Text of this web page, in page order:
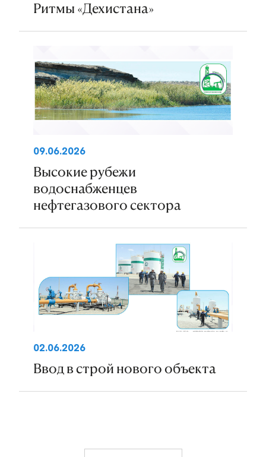
Ритмы «Дехистана»
09.06.2026
Высокие рубежи
водоснабженцев
нефтегазового сектора
02.06.2026
Ввод в строй нового объекта